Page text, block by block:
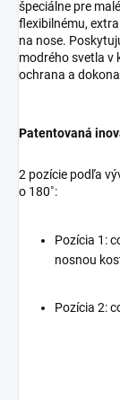
špeciálne pre
flexibilnému,
na nose.
modrého svetla v
ochrana a
Patentovaná
2 pozície podľa
o 180˚:
Pozícia 1:
nosnou
Pozícia 2: